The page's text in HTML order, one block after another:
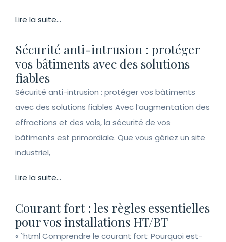
Lire la suite...
Sécurité anti-intrusion : protéger
vos bâtiments avec des solutions
fiables
Sécurité anti-intrusion : protéger vos bâtiments
avec des solutions fiables Avec l’augmentation des
effractions et des vols, la sécurité de vos
bâtiments est primordiale. Que vous gériez un site
industriel,
Lire la suite...
Courant fort : les règles essentielles
pour vos installations HT/BT
« `html Comprendre le courant fort: Pourquoi est-